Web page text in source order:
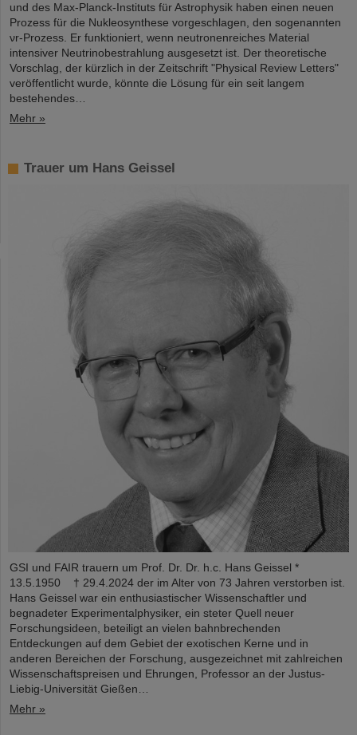
und des Max-Planck-Instituts für Astrophysik haben einen neuen
Prozess für die Nukleosynthese vorgeschlagen, den sogenannten
νr-Prozess. Er funktioniert, wenn neutronenreiches Material
intensiver Neutrinobestrahlung ausgesetzt ist. Der theoretische
Vorschlag, der kürzlich in der Zeitschrift "Physical Review Letters"
veröffentlicht wurde, könnte die Lösung für ein seit langem
bestehendes…
Mehr »
Trauer um Hans Geissel
GSI und FAIR trauern um Prof. Dr. Dr. h.c. Hans Geissel *
13.5.1950 † 29.4.2024 der im Alter von 73 Jahren verstorben ist.
Hans Geissel war ein enthusiastischer Wissenschaftler und
begnadeter Experimentalphysiker, ein steter Quell neuer
Forschungsideen, beteiligt an vielen bahnbrechenden
Entdeckungen auf dem Gebiet der exotischen Kerne und in
anderen Bereichen der Forschung, ausgezeichnet mit zahlreichen
Wissenschaftspreisen und Ehrungen, Professor an der Justus-
Liebig-Universität Gießen…
Mehr »